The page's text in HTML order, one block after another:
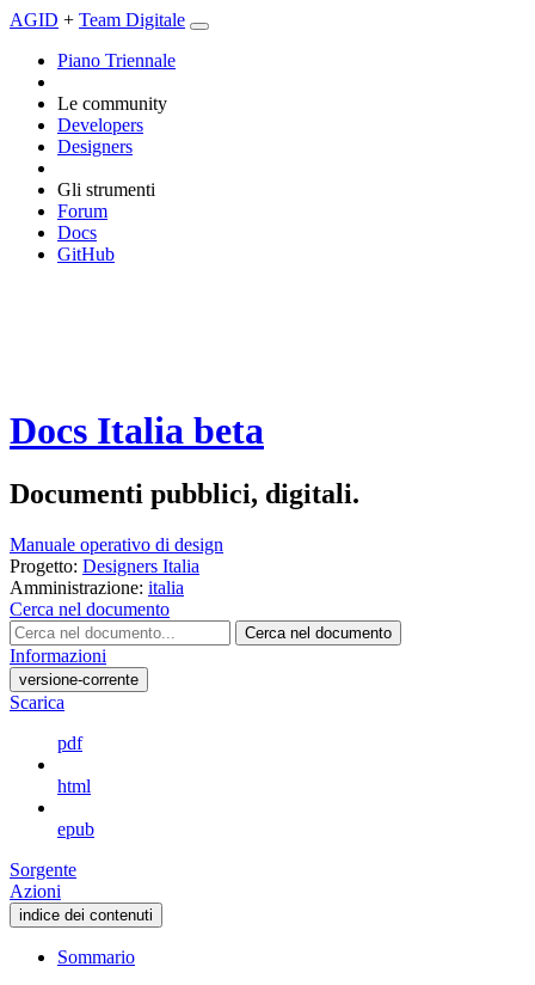
AGID + Team Digitale
Piano Triennale
Le community
Developers
Designers
Gli strumenti
Forum
Docs
GitHub
Docs Italia beta
Documenti pubblici, digitali.
Manuale operativo di design
Progetto: Designers Italia
Amministrazione: italia
Cerca nel documento
Cerca nel documento
Informazioni
versione-corrente
Scarica
pdf
html
epub
Sorgente
Azioni
indice dei contenuti
Sommario